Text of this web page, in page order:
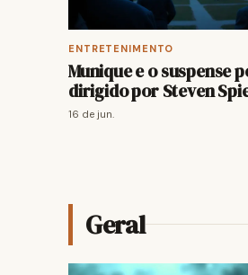
ENTRETENIMENTO
Munique e o suspense
dirigido por Steven
16 de jun.
Geral